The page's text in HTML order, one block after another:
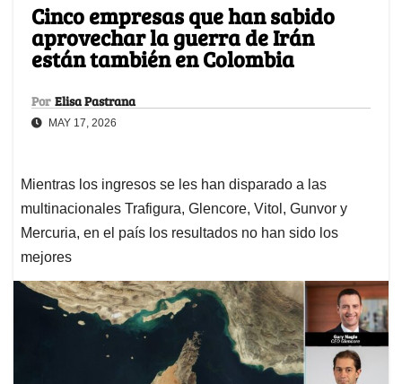
Cinco empresas que han sabido
aprovechar la guerra de Irán
están también en Colombia
Por Elisa Pastrana
MAY 17, 2026
Mientras los ingresos se les han disparado a las
multinacionales Trafigura, Glencore, Vitol, Gunvor y
Mercuria, en el país los resultados no han sido los
mejores